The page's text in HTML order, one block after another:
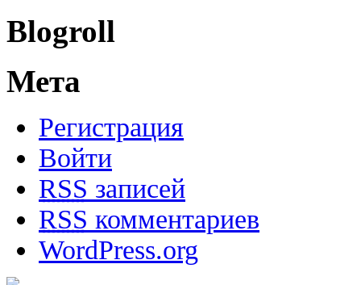
Blogroll
Мета
Регистрация
Войти
RSS записей
RSS комментариев
WordPress.org